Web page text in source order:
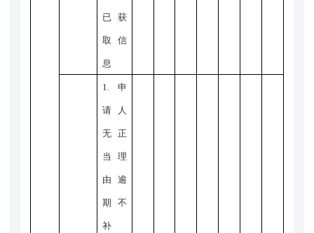
已获
取信
息
1.申
请人
无正
当理
由逾
期不
补